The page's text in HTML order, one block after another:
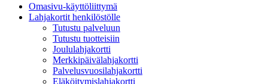
Omasivu-käyttöliittymä
Lahjakortit henkilöstölle
Tutustu palveluun
Tutustu tuotteisiin
Joululahjakortti
Merkkipäivälahjakortti
Palvelusvuosilahjakortti
Eläköitymislahjakortti